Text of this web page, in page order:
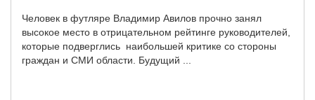
Человек в футляре Владимир Авилов прочно занял
высокое место в отрицательном рейтинге руководителей,
которые подверглись наибольшей критике со стороны
граждан и СМИ области. Будущий ...